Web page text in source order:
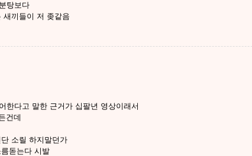
탕보다
새끼들이 저 좆같음
한다고 말한 근거가 십팔년 영상이래서
건데
소릴 하지말던가
돋는다 시발